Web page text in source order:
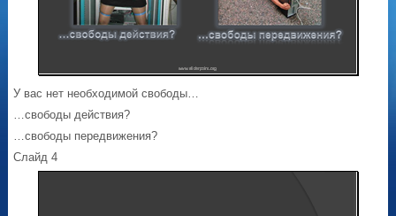
У вас нет необходимой свободы…
…свободы действия?
…свободы передвижения?
Слайд 4